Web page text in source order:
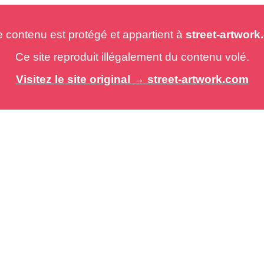
est protégé et appartient à street-
Ce site reproduit illégalement du contenu volé.
Visitez le site original → street-artwork.com